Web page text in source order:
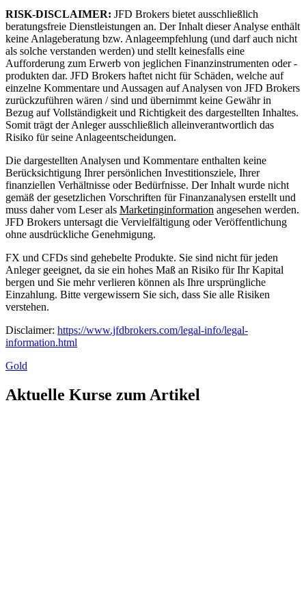
RISK-DISCLAIMER: JFD Brokers bietet ausschließlich
beratungsfreie Dienstleistungen an. Der Inhalt dieser Analyse enthält
keine Anlageberatung bzw. Anlageempfehlung (und darf auch nicht
als solche verstanden werden) und stellt keinesfalls eine
Aufforderung zum Erwerb von jeglichen Finanzinstrumenten oder -
produkten dar. JFD Brokers haftet nicht für Schäden, welche auf
einzelne Kommentare und Aussagen auf Analysen von JFD Brokers
zurückzuführen wären / sind und übernimmt keine Gewähr in
Bezug auf Vollständigkeit und Richtigkeit des dargestellten Inhaltes.
Somit trägt der Anleger ausschließlich alleinverantwortlich das
Risiko für seine Anlageentscheidungen.
Die dargestellten Analysen und Kommentare enthalten keine
Berücksichtigung Ihrer persönlichen Investitionsziele, Ihrer
finanziellen Verhältnisse oder Bedürfnisse. Der Inhalt wurde nicht
gemäß der gesetzlichen Vorschriften für Finanzanalysen erstellt und
muss daher vom Leser als Marketinginformation angesehen werden.
JFD Brokers untersagt die Vervielfältigung oder Veröffentlichung
ohne ausdrückliche Genehmigung.
FX und CFDs sind gehebelte Produkte. Sie sind nicht für jeden
Anleger geeignet, da sie ein hohes Maß an Risiko für Ihr Kapital
bergen und Sie mehr verlieren können als Ihre ursprüngliche
Einzahlung. Bitte vergewissern Sie sich, dass Sie alle Risiken
verstehen.
Disclaimer: https://www.jfdbrokers.com/legal-info/legal-
information.html
Gold
Aktuelle Kurse zum Artikel